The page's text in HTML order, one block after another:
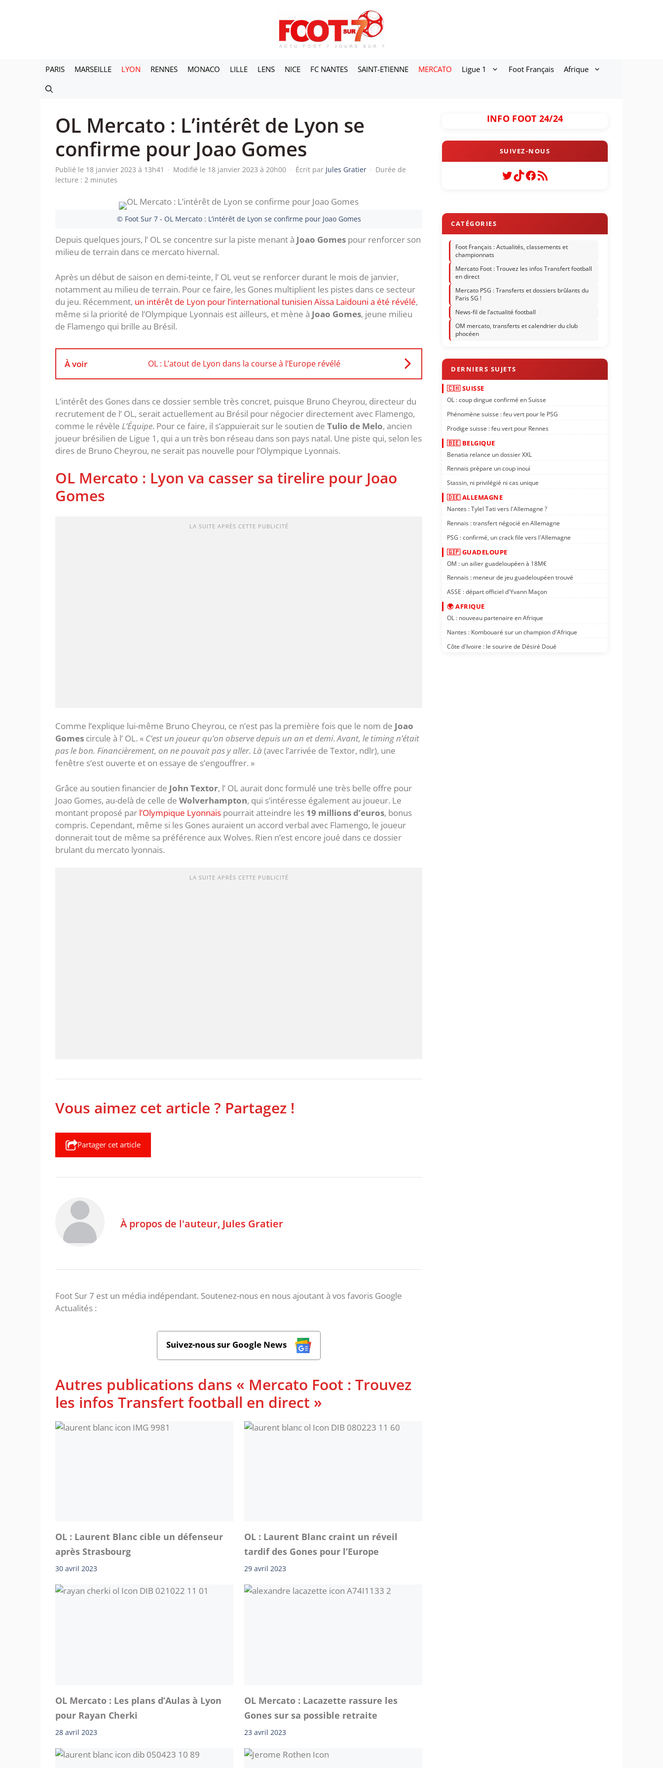
PARIS MARSEILLE LYON RENNES MONACO LILLE LENS NICE FC NANTES SAINT-ETIENNE MERCATO Ligue 1 Foot Français Afrique
OL Mercato : L’intérêt de Lyon se
confirme pour Joao Gomes
Publié le 18 janvier 2023 à 13h41 · Modifié le 18 janvier 2023 à 20h00 · Écrit par Jules Gratier · Durée de
lecture : 2 minutes
© Foot Sur 7 - OL Mercato : L’intérêt de Lyon se confirme pour Joao Gomes
Depuis quelques jours, l’ OL se concentre sur la piste menant à Joao Gomes pour renforcer son
milieu de terrain dans ce mercato hivernal.
Après un début de saison en demi-teinte, l’ OL veut se renforcer durant le mois de janvier,
notamment au milieu de terrain. Pour ce faire, les Gones multiplient les pistes dans ce secteur
du jeu. Récemment, un intérêt de Lyon pour l’international tunisien Aïssa Laidouni a été révélé,
même si la priorité de l’Olympique Lyonnais est ailleurs, et mène à Joao Gomes, jeune milieu
de Flamengo qui brille au Brésil.
À voir OL : L’atout de Lyon dans la course à l’Europe révélé
L’intérêt des Gones dans ce dossier semble très concret, puisque Bruno Cheyrou, directeur du
recrutement de l’ OL, serait actuellement au Brésil pour négocier directement avec Flamengo,
comme le révèle L’Équipe. Pour ce faire, il s’appuierait sur le soutien de Tulio de Melo, ancien
joueur brésilien de Ligue 1, qui a un très bon réseau dans son pays natal. Une piste qui, selon les
dires de Bruno Cheyrou, ne serait pas nouvelle pour l’Olympique Lyonnais.
OL Mercato : Lyon va casser sa tirelire pour Joao
Gomes
LA SUITE APRÈS CETTE PUBLICITÉ
Comme l’explique lui-même Bruno Cheyrou, ce n’est pas la première fois que le nom de Joao
Gomes circule à l’ OL. « C’est un joueur qu’on observe depuis un an et demi.Avant, le timing n’était
pas le bon. Financièrement, on ne pouvait pas y aller. Là (avec l’arrivée de Textor, ndlr), une
fenêtre s’est ouverte et on essaye de s’engouffrer. »
Grâce au soutien financier de John Textor, l’ OL aurait donc formulé une très belle offre pour
Joao Gomes, au-delà de celle de Wolverhampton, qui s’intéresse également au joueur. Le
montant proposé par l’Olympique Lyonnais pourrait atteindre les 19 millions d’euros, bonus
compris. Cependant, même si les Gones auraient un accord verbal avec Flamengo, le joueur
donnerait tout de même sa préférence aux Wolves. Rien n’est encore joué dans ce dossier
brulant du mercato lyonnais.
LA SUITE APRÈS CETTE PUBLICITÉ
Vous aimez cet article ? Partagez !
Partager cet article
À propos de l'auteur, Jules Gratier
Foot Sur 7 est un média indépendant. Soutenez-nous en nous ajoutant à vos favoris Google
Actualités :
Suivez-nous sur Google News
Autres publications dans « Mercato Foot : Trouvez
les infos Transfert football en direct »
OL : Laurent Blanc cible un défenseur
après Strasbourg
30 avril 2023
OL : Laurent Blanc craint un réveil
tardif des Gones pour l’Europe
29 avril 2023
OL Mercato : Les plans d’Aulas à Lyon
pour Rayan Cherki
28 avril 2023
OL Mercato : Lacazette rassure les
Gones sur sa possible retraite
23 avril 2023
INFO FOOT 24/24
Twitter
TikTok
Facebook
Flux RSS
Foot Français : Actualités, classements et
championnats
Mercato Foot : Trouvez les infos Transfert football
en direct
Mercato PSG : Transferts et dossiers brûlants du
Paris SG !
News-fil de l’actualité football
OM mercato, transferts et calendrier du club
phocéen
🇨🇭 SUISSE
OL : coup dingue confirmé en Suisse
Phénomène suisse : feu vert pour le PSG
Prodige suisse : feu vert pour Rennes
🇧🇪 BELGIQUE
Benatia relance un dossier XXL
Rennais prépare un coup inouï
Stassin, ni privilégié ni cas unique
🇩🇪 ALLEMAGNE
Nantes : Tylel Tati vers l'Allemagne ?
Rennais : transfert négocié en Allemagne
PSG : confirmé, un crack file vers l'Allemagne
🇬🇵 GUADELOUPE
OM : un ailier guadeloupéen à 18M€
Rennais : meneur de jeu guadeloupéen trouvé
ASSE : départ officiel d'Yvann Maçon
🌍 AFRIQUE
OL : nouveau partenaire en Afrique
Nantes : Kombouaré sur un champion d'Afrique
Côte d'Ivoire : le sourire de Désiré Doué